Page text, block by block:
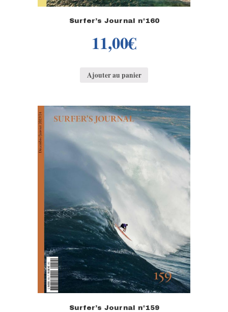
Surfer’s Journal n°160
11,00€
Ajouter au panier
Surfer’s Journal n°159